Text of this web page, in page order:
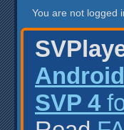
You are not logged
SVP 4